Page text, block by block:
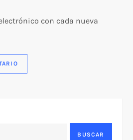
con cada nueva
BUSCAR